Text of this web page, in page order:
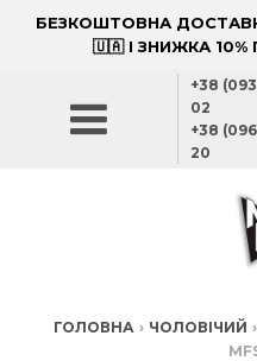
БЕЗКОШТОВНА
🇺🇦 І ЗНИЖКА
+38
02
+38
20
ГОЛОВНА › ЧОЛОВІЧИЙ ›